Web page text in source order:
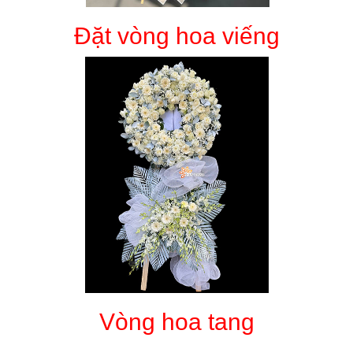
Đặt vòng hoa viếng
Vòng hoa tang